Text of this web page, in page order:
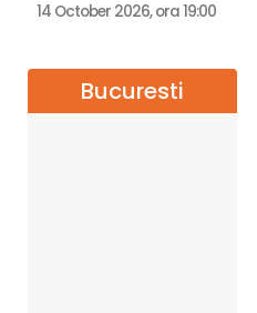
14 October 2026, ora 19:00
Bucuresti